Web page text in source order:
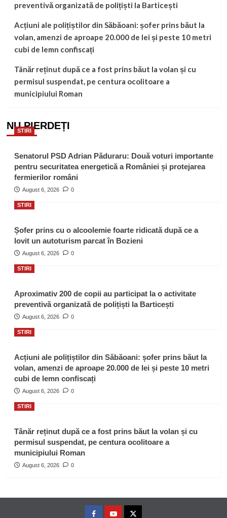
preventivă organizată de polițiști la Barticești
Acțiuni ale polițiștilor din Săbăoani: șofer prins băut la
volan, amenzi de aproape 20.000 de lei și peste 10 metri
cubi de lemn confiscați
Tânăr reținut după ce a fost prins băut la volan și cu
permisul suspendat, pe centura ocolitoare a
municipiului Roman
NU PIERDEȚI
STIRI
Senatorul PSD Adrian Păduraru: Două voturi importante
pentru securitatea energetică a României și protejarea
fermierilor români
August 6, 2026 0
STIRI
Șofer prins cu o alcoolemie foarte ridicată după ce a
lovit un autoturism parcat în Bozieni
August 6, 2026 0
STIRI
Aproximativ 200 de copii au participat la o activitate
preventivă organizată de polițiști la Barticești
August 6, 2026 0
STIRI
Acțiuni ale polițiștilor din Săbăoani: șofer prins băut la
volan, amenzi de aproape 20.000 de lei și peste 10 metri
cubi de lemn confiscați
August 6, 2026 0
STIRI
Tânăr reținut după ce a fost prins băut la volan și cu
permisul suspendat, pe centura ocolitoare a
municipiului Roman
August 6, 2026 0